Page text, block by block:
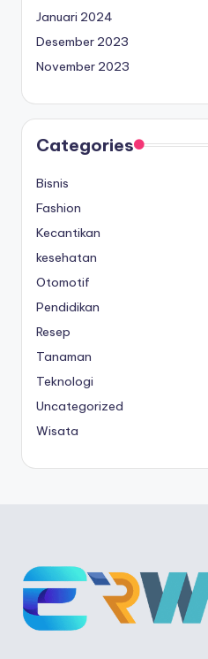
Januari 2024
Desember 2023
November 2023
Categories
Bisnis
Fashion
Kecantikan
kesehatan
Otomotif
Pendidikan
Resep
Tanaman
Teknologi
Uncategorized
Wisata